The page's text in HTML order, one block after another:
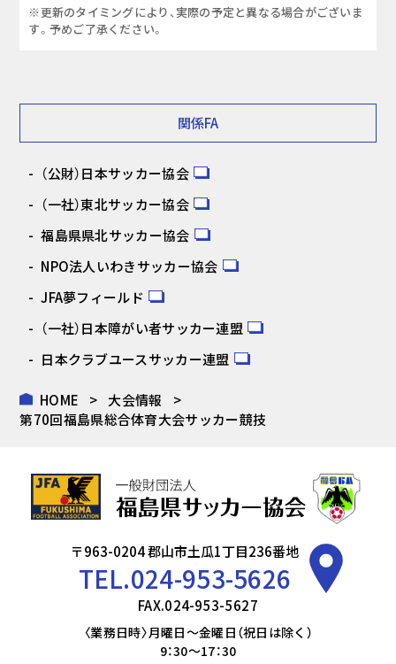
※更新のタイミングにより、実際の予定と異なる場合がございま
す。予めご了承ください。
関係FA
（公財）日本サッカー協会
（一社）東北サッカー協会
福島県県北サッカー協会
NPO法人いわきサッカー協会
JFA夢フィールド
（一社）日本障がい者サッカー連盟
日本クラブユースサッカー連盟
HOME
大会情報
第70回福島県総合体育大会サッカー競技
〒963-0204 郡山市土瓜1丁目236番地
TEL.024-953-5626
FAX.024-953-5627
〈業務日時〉月曜日～金曜日（祝日は除く）
9：30～17：30